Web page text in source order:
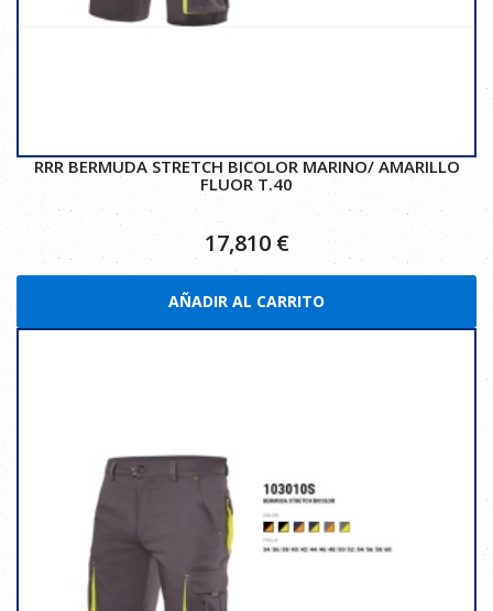
RRR BERMUDA STRETCH BICOLOR MARINO/ AMARILLO
FLUOR T.40
17,810€
AÑADIR AL CARRITO